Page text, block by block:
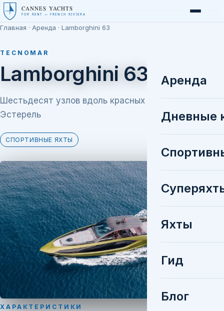
CANNES YACHTS
FOR RENT — FRENCH RIVIERA
Аренда
Дневные
Яхты
Гид
Блог
Главная · Аренда · Lamborghini 63
TECNOMAR
Lamborghini 63
Шестьдесят узлов вдоль красных скал
Эстерель
СПОРТИВНЫЕ ЯХТЫ
ХАРАКТЕРИСТИКИ